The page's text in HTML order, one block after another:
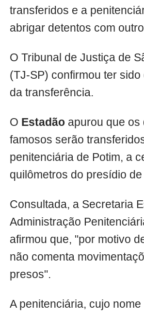
transferidos e a
abrigar detentos com
O Tribunal de Justiça de
(TJ-SP) confirmou ter sido
da transferência.
O Estadão apurou que os
famosos serão
penitenciária de Potim, a
quilômetros do presídio
Consultada, a Secretaria
Administração
afirmou que, "por motivo
não comenta
presos".
A penitenciária, cujo nome